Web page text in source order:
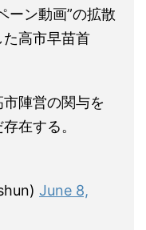
ーン動画”の拡散
高市早苗首
陣営の関与を
在する。
June 8,